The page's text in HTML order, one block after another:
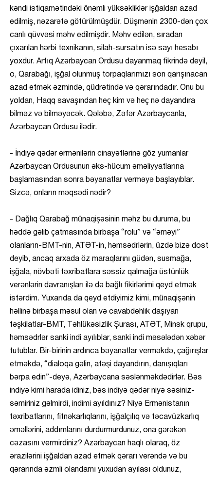
kəndi istiqamətindəki önəmli yüksəkliklər işğaldan azad
edilmiş, nəzarətə götürülmüşdür. Düşmənin 2300-dən çox
canlı qüvvəsi məhv edilmişdir. Məhv edilən, sıradan
çıxarılan hərbi texnikanın, silah-sursatın isə sayı hesabı
yoxdur. Artıq Azərbaycan Ordusu dayanmaq fikrində deyil,
o, Qarabağı, işğal olunmuş torpaqlarımızı son qarışınacan
azad etmək əzmində, qüdrətində və qərarındadır. Onu bu
yoldan, Haqq savaşından heç kim və heç nə dayandıra
bilməz və bilməyəcək. Qələbə, Zəfər Azərbaycanla,
Azərbaycan Ordusu ilədir.
- İndiyə qədər ermənilərin cinayətlərinə göz yumanlar
Azərbaycan Ordusunun əks-hücum əməliyyatlarına
başlamasından sonra bəyanatlar verməyə başlayıblar.
Sizcə, onların məqsədi nədir?
- Dağlıq Qarabağ münaqişəsinin məhz bu duruma, bu
həddə gəlib çatmasında birbaşa “rolu” və “əməyi”
olanların-BMT-nin, ATƏT-in, həmsədrlərin, üzdə bizə dost
deyib, ancaq arxada öz maraqlarını güdən, susmağa,
işğala, növbəti təxribatlara səssiz qalmağa üstünlük
verənlərin davranışları ilə də bağlı fikirlərimi qeyd etmək
istərdim. Yuxarıda da qeyd etdiyimiz kimi, münaqişənin
həllinə birbaşa məsul olan və cavabdehlik daşıyan
təşkilatlar-BMT, Təhlükəsizlik Şurası, ATƏT, Minsk qrupu,
həmsədrlər sanki indi ayılıblar, sanki indi məsələdən xəbər
tutublar. Bir-birinin ardınca bəyanatlar verməkdə, çağırışlar
etməkdə, “dialoqa gəlin, atəşi dayandırın, danışıqları
bərpa edin”-deyə, Azərbaycana səslənməkdədirlər. Bəs
indiyə kimi harada idiniz, bəs indiyə qədər niyə səsiniz-
səmiriniz gəlmirdi, indimi ayıldınız? Niyə Ermənistanın
təxribatlarını, fitnəkarlıqlarını, işğalçılıq və təcavüzkarlıq
əməllərini, addımlarını durdurmurdunuz, ona gərəkən
cəzasını vermirdiniz? Azərbaycan haqlı olaraq, öz
ərazilərini işğaldan azad etmək qərarı verəndə və bu
qərarında əzmli olandamı yuxudan ayılası oldunuz,